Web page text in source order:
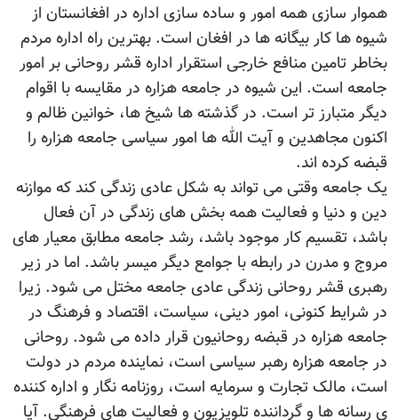
هموار سازی همه امور و ساده سازی اداره در افغانستان از
شیوه ها کار بیگانه ها در افغان است. بهترین راه اداره مردم
بخاطر تامین منافع خارجی استقرار اداره قشر روحانی بر امور
جامعه است. این شیوه در جامعه هزاره در مقایسه با اقوام
دیگر متبارز تر است. در گذشته ها شیخ ها، خوانین ظالم و
اکنون مجاهدین و آیت الله ها امور سیاسی جامعه هزاره را
قبضه کرده اند.
یک جامعه وقتی می تواند به شکل عادی زندگی کند که موازنه
دین و دنیا و فعالیت همه بخش های زندگی در آن فعال
باشد، تقسیم کار موجود باشد، رشد جامعه مطابق معیار های
مروج و مدرن در رابطه با جوامع دیگر میسر باشد. اما در زیر
رهبری قشر روحانی زندگی عادی جامعه مختل می شود. زیرا
در شرایط کنونی، امور دینی، سیاست، اقتصاد و فرهنگ در
جامعه هزاره در قبضه روحانیون قرار داده می شود. روحانی
در جامعه هزاره رهبر سیاسی است، نماینده مردم در دولت
است، مالک تجارت و سرمایه است، روزنامه نگار و اداره کننده
ی رسانه ها و گرداننده تلویزیون و فعالیت های فرهنگی. آیا